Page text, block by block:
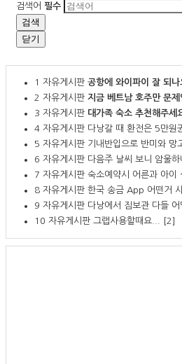
검색어 필수
검색
닫기
1 자유게시판 공항에 와이파이 잘 되나
2 자유게시판 지금 베트남 호주만 문제
3 자유게시판 대가족 숙소 추천해주세
4 자유게시판 다낭갈 때 환전은 5만원
5 자유게시판 기내반입으로 반미와 망
6 자유게시판 다음주 날씨 보니 암울하
7 자유게시판 숙소예약시 어른과 아이
8 자유게시판 한국 송금 App 어떤거
9 자유게시판 다낭에서 짐보관 다들
10 자유게시판 그랩사용할때요... [2]